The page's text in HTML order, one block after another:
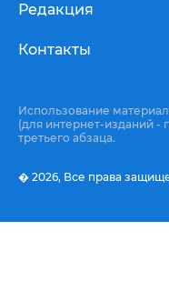
Редакция
Контакты
Использование
(для интернет-изданий -
третьего абзаца.
� 2026, Все права